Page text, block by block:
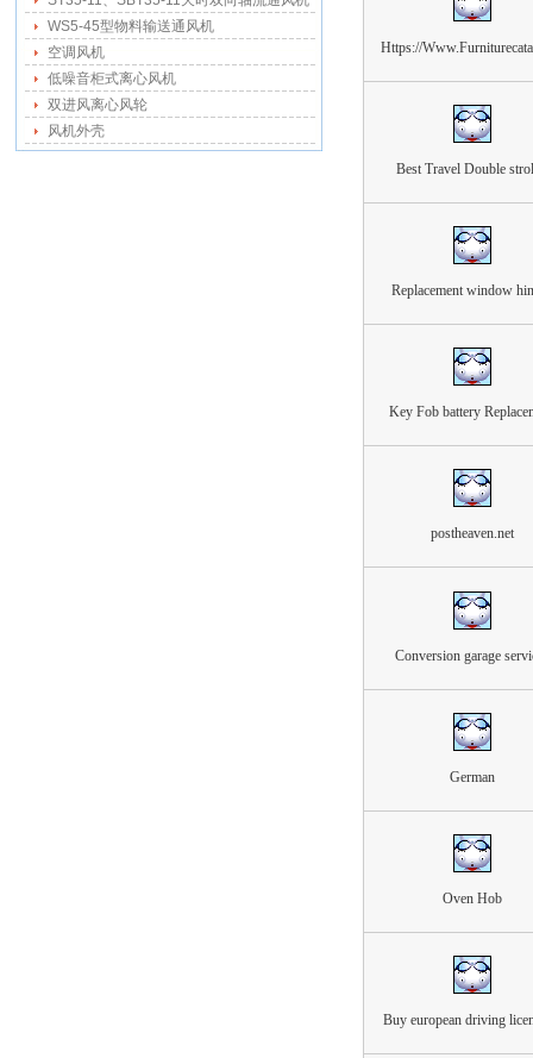
WS5-45型物料输送通风机
空调风机
低噪音柜式离心风机
双进风离心风轮
风机外壳
Https://
Best Travel Double
Replacement window
Key Fob battery
postheaven.net
Conversion garage
German
Oven Hob
Buy european driving